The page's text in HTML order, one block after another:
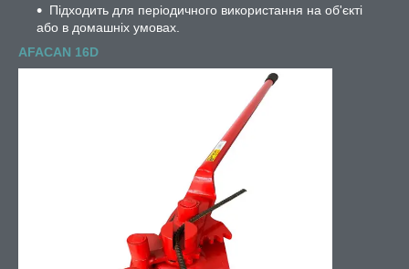
Підходить для періодичного використання на об'єкті
або в домашніх умовах.
AFACAN 16D